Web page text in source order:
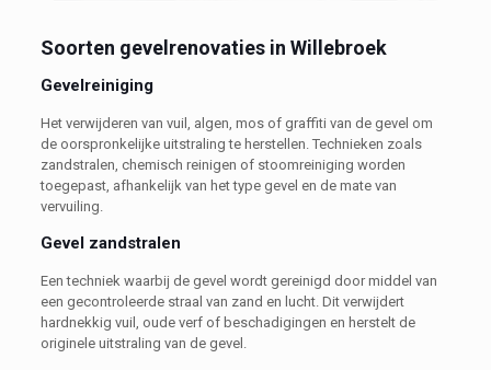
Soorten gevelrenovaties in Willebroek
Gevelreiniging
Het verwijderen van vuil, algen, mos of graffiti van de gevel om
de oorspronkelijke uitstraling te herstellen. Technieken zoals
zandstralen, chemisch reinigen of stoomreiniging worden
toegepast, afhankelijk van het type gevel en de mate van
vervuiling.
Gevel zandstralen
Een techniek waarbij de gevel wordt gereinigd door middel van
een gecontroleerde straal van zand en lucht. Dit verwijdert
hardnekkig vuil, oude verf of beschadigingen en herstelt de
originele uitstraling van de gevel.